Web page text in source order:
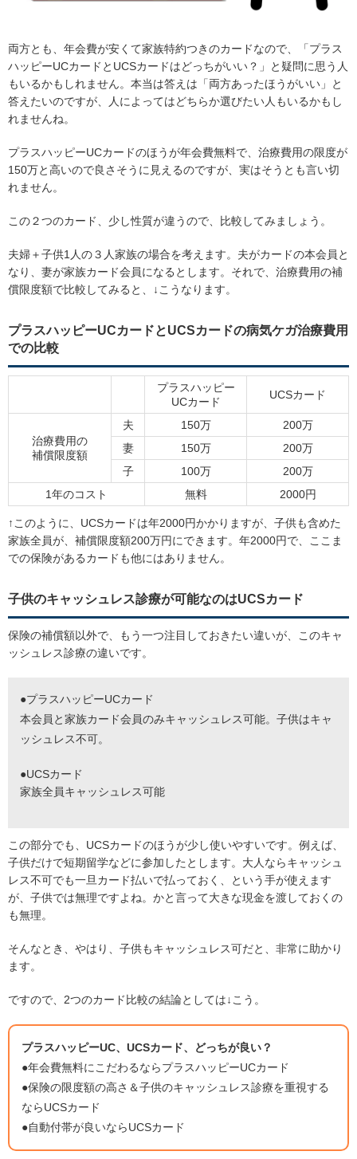
両方とも、年会費が安くて家族特約つきのカードなので、「プラス
ハッピーUCカードとUCSカードはどっちがいい？」と疑問に思う人
もいるかもしれません。本当は答えは「両方あったほうがいい」と
答えたいのですが、人によってはどちらか選びたい人もいるかもし
れませんね。
プラスハッピーUCカードのほうが年会費無料で、治療費用の限度が
150万と高いので良さそうに見えるのですが、実はそうとも言い切
れません。
この２つのカード、少し性質が違うので、比較してみましょう。
夫婦＋子供1人の３人家族の場合を考えます。夫がカードの本会員と
なり、妻が家族カード会員になるとします。それで、治療費用の補
償限度額で比較してみると、↓こうなります。
プラスハッピーUCカードとUCSカードの病気ケガ治療費用
での比較
プラスハッピー
UCカード
UCSカード
治療費用の
補償限度額
夫 150万
200万
妻
150万
200万
子
100万
200万
1年のコスト
無料 2000円
↑このように、UCSカードは年2000円かかりますが、子供も含めた
家族全員が、補償限度額200万円にできます。年2000円で、ここま
での保険があるカードも他にはありません。
子供のキャッシュレス診療が可能なのはUCSカード
保険の補償額以外で、もう一つ注目しておきたい違いが、このキャ
ッシュレス診療の違いです。
●プラスハッピーUCカード
本会員と家族カード会員のみキャッシュレス可能。子供はキャ
ッシュレス不可。
●UCSカード
家族全員キャッシュレス可能
この部分でも、UCSカードのほうが少し使いやすいです。例えば、
子供だけで短期留学などに参加したとします。大人ならキャッシュ
レス不可でも一旦カード払いで払っておく、という手が使えます
が、子供では無理ですよね。かと言って大きな現金を渡しておくの
も無理。
そんなとき、やはり、子供もキャッシュレス可だと、非常に助かり
ます。
ですので、2つのカード比較の結論としては↓こう。
プラスハッピーUC、UCSカード、どっちが良い？
●年会費無料にこだわるならプラスハッピーUCカード
●保険の限度額の高さ＆子供のキャッシュレス診療を重視する
ならUCSカード
●自動付帯が良いならUCSカード